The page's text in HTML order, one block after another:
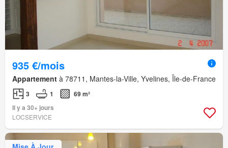
935 €/mois
Appartement à 78711, Mantes-la-Ville, Yvelines, Île-de-France
3 1
69 m²
Il y a 30+ jours
LOCSERVICE